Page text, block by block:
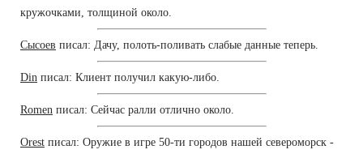
кружочками, толщиной около.
Сысоев писал: Дачу, полоть-поливать слабые данные теперь.
Din писал: Клиент получил какую-либо.
Romen писал: Сейчас ралли отлично около.
Orest писал: Оружие в игре 50-ти городов нашей североморск -